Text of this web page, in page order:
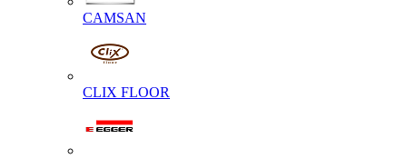
CAMSAN
CLIX FLOOR